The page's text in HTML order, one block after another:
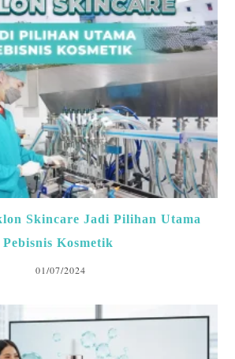
Skincare Jadi Pilihan Utama
Pebisnis Kosmetik
01/07/2024